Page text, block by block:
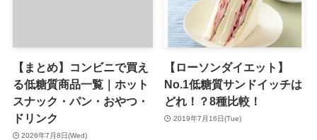
【まとめ】コンビニで買え
る低糖質商品一覧｜ホット
スナック・パン・おやつ・
ドリンク
2026年7月8日(Wed)
【ローソンダイエット】
No.1低糖質サンドイッチは
どれ！？8種比較！
2019年7月16日(Tue)